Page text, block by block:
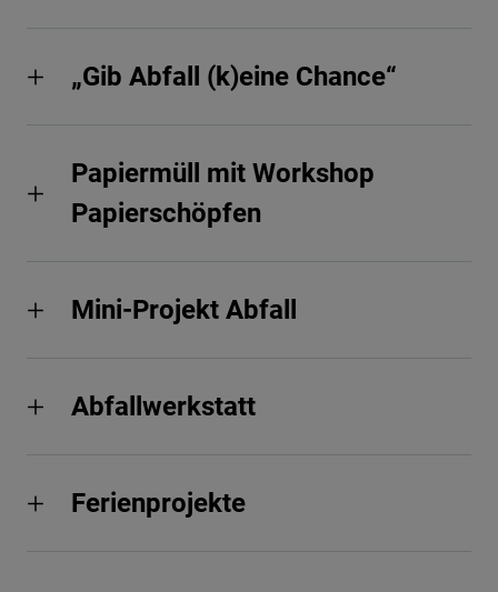
„Gib Abfall (k)eine Chance“
Papiermüll mit Workshop
Papierschöpfen
Mini-Projekt Abfall
Abfallwerkstatt
Ferienprojekte